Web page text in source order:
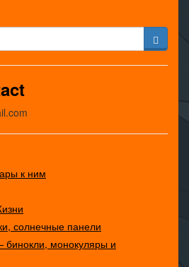
к ним
солнечные панели
бинокли, монокуляры и